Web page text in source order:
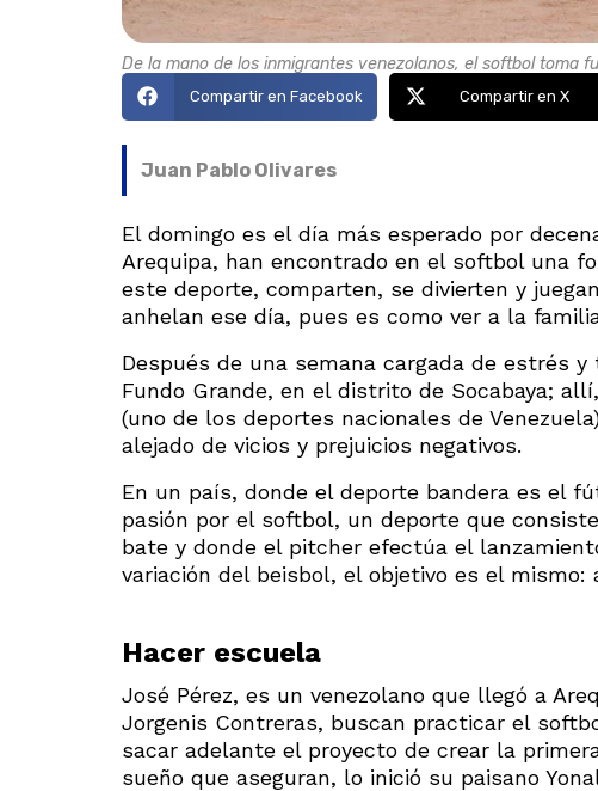
De la mano de los inmigrantes venezolanos, el softbol toma
Compartir en Facebook Compartir en X
Juan Pablo Olivares
El domingo es el día más esperado por
Arequipa, han encontrado en el softbol una
este deporte, comparten, se divierten y
anhelan ese día, pues es como ver a la
Después de una semana cargada de estrés
Fundo Grande, en el distrito de Socabaya;
(uno de los deportes nacionales de
alejado de vicios y prejuicios negativos.
En un país, donde el deporte bandera es el
pasión por el softbol, un deporte que
bate y donde el pitcher efectúa el
variación del beisbol, el objetivo es el mismo:
Hacer escuela
José Pérez, es un venezolano que llegó a
Jorgenis Contreras, buscan practicar el
sacar adelante el proyecto de crear la
sueño que aseguran, lo inició su paisano